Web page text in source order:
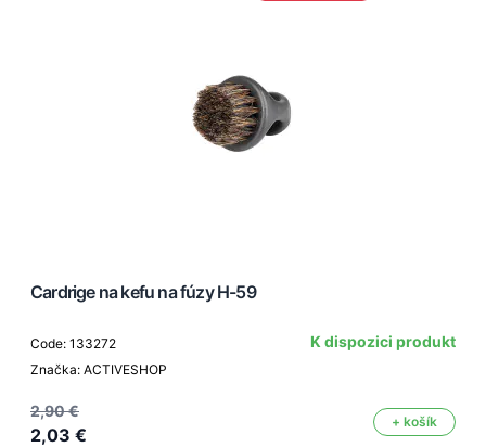
Cardrige na kefu na fúzy H-59
Code: 133272
Značka: ACTIVESHOP
K dispozici produkt
2,90 €
2,03 €
+ košík